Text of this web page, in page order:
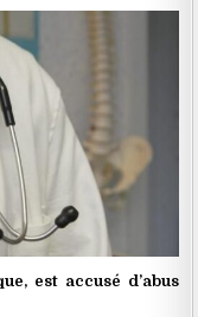
est accusé d’abus